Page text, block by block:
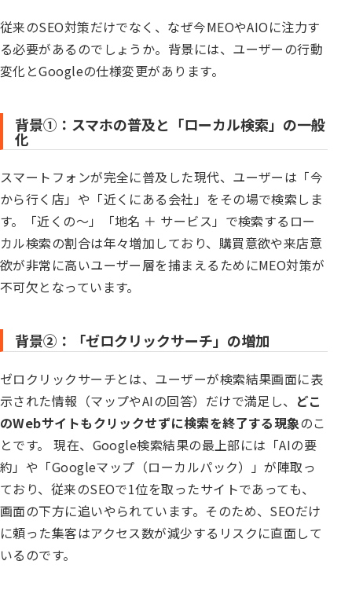
従来のSEO対策だけでなく、なぜ今MEOやAIOに注力す
る必要があるのでしょうか。背景には、ユーザーの行動
変化とGoogleの仕様変更があります。
背景①：スマホの普及と「ローカル検索」の一般
化
スマートフォンが完全に普及した現代、ユーザーは「今
から行く店」や「近くにある会社」をその場で検索しま
す。「近くの〜」「地名 ＋ サービス」で検索するロー
カル検索の割合は年々増加しており、購買意欲や来店意
欲が非常に高いユーザー層を捕まえるためにMEO対策が
不可欠となっています。
背景②：「ゼロクリックサーチ」の増加
ゼロクリックサーチとは、ユーザーが検索結果画面に表
示された情報（マップやAIの回答）だけで満足し、 どこ
のWebサイトもクリックせずに検索を終了する現象のこ
とです。 現在、Google検索結果の最上部には「AIの要
約」や「Googleマップ（ローカルパック）」が陣取っ
ており、従来のSEOで1位を取ったサイトであっても、
画面の下方に追いやられています。そのため、SEOだけ
に頼った集客はアクセス数が減少するリスクに直面して
いるのです。